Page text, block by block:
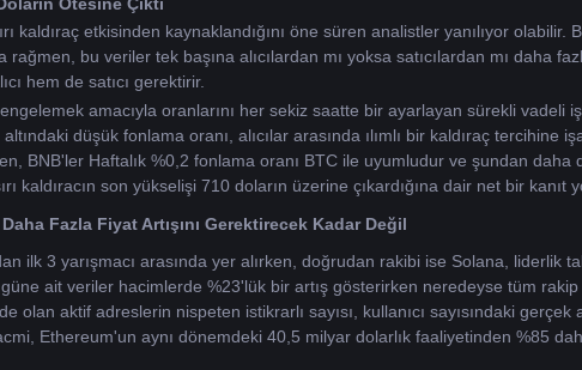
kaldıraç etkisinden kaynaklandığını öne süren analistler yanılıyor olabilir.
bu veriler tek başına alıcılardan mı yoksa satıcılardan mı daha
hem de satıcı gerektirir.
amacıyla oranlarını her sekiz saatte bir ayarlayan sürekli
düşük fonlama oranı, alıcılar arasında ılımlı bir kaldıraç tercihine
BNB'ler Haftalık %0,2 fonlama oranı BTC ile uyumludur ve şundan daha
kaldıracın son yükselişi 710 doların üzerine çıkardığına dair net bir kanıt
Fazla Fiyat Artışını Gerektirecek Kadar Değil
ilk 3 yarışmacı arasında yer alırken, doğrudan rakibi ise Solana,
ait veriler hacimlerde %23'lük bir artış gösterirken neredeyse tüm
aktif adreslerin nispeten istikrarlı sayısı, kullanıcı sayısındaki
Ethereum'un aynı dönemdeki 40,5 milyar dolarlık faaliyetinden %85